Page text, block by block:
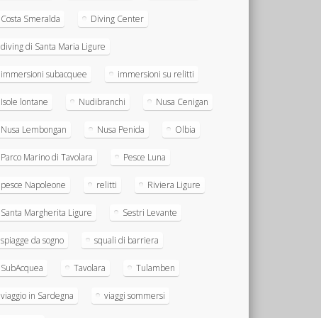
Costa Smeralda Diving Center
diving di Santa Maria Ligure
immersioni subacquee immersioni su relitti
Isole lontane Nudibranchi Nusa Cenigan
Nusa Lembongan Nusa Penida Olbia
Parco Marino di Tavolara Pesce Luna
pesce Napoleone relitti Riviera Ligure
Santa Margherita Ligure Sestri Levante
spiagge da sogno squali di barriera
SubAcquea Tavolara Tulamben
viaggio in Sardegna viaggi sommersi